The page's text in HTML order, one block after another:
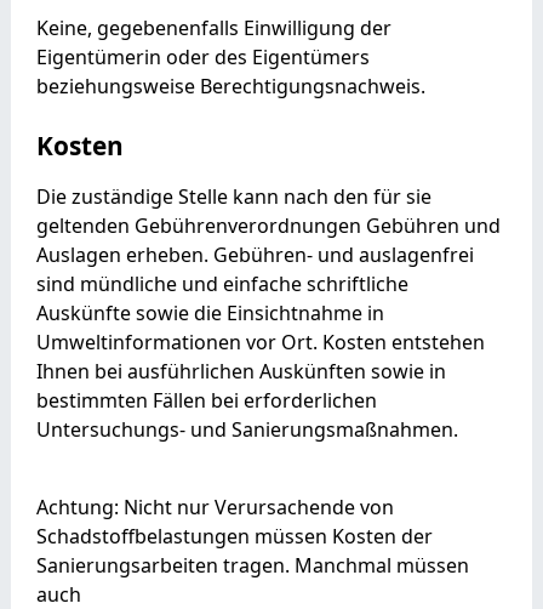
Keine, gegebenenfalls Einwilligung der
Eigentümerin oder des Eigentümers
beziehungsweise Berechtigungsnachweis.
Kosten
Die zuständige Stelle kann nach den für sie
geltenden Gebührenverordnungen Gebühren und
Auslagen erheben. Gebühren- und auslagenfrei
sind mündliche und einfache schriftliche
Auskünfte sowie die Einsichtnahme in
Umweltinformationen vor Ort. Kosten entstehen
Ihnen bei ausführlichen Auskünften sowie in
bestimmten Fällen bei erforderlichen
Untersuchungs- und Sanierungsmaßnahmen.
Achtung: Nicht nur Verursachende von
Schadstoffbelastungen müssen Kosten der
Sanierungsarbeiten tragen. Manchmal müssen
auch